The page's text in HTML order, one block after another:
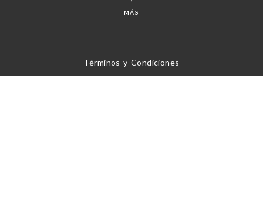
MÁS
Términos y Condiciones